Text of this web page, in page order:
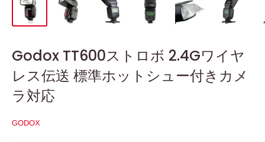
Godox TT600ストロボ 2.4Gワイヤ
レス伝送 標準ホットシュー付きカメ
ラ対応
GODOX